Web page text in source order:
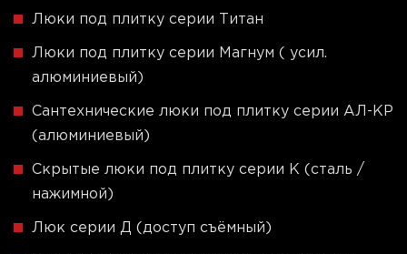
Люки под плитку серии Титан
Люки под плитку серии Магнум ( усил.
алюминиевый)
Сантехнические люки под плитку серии АЛ-КР
(алюминиевый)
Скрытые люки под плитку серии K (сталь /
нажимной)
Люк серии Д (доступ съёмный)